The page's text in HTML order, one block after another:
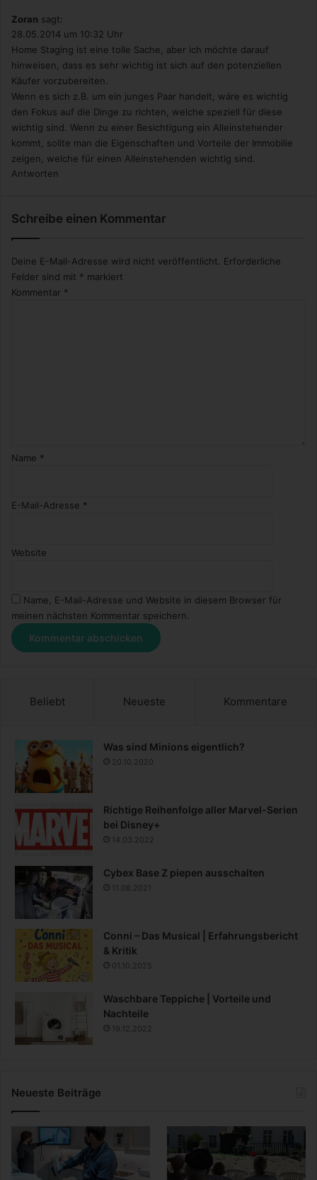
Zoran sagt:
28.05.2014 um 10:32 Uhr
Home Staging ist eine tolle Sache, aber ich möchte darauf
hinweisen, dass es sehr wichtig ist sich auf den potenziellen
Käufer vorzubereiten.
Wenn es sich z.B. um ein junges Paar handelt, wäre es wichtig
den Fokus auf die Dinge zu richten, welche speziell für diese
wichtig sind. Wenn zu einer Besichtigung ein Alleinstehender
kommt, sollte man die Eigenschaften und Vorteile der Immobilie
zeigen, welche für einen Alleinstehenden wichtig sind.
Antworten
Schreibe einen Kommentar
Deine E-Mail-Adresse wird nicht veröffentlicht.
Erforderliche
Felder sind mit * markiert
Kommentar *
Name *
E-Mail-Adresse *
Website
Name, E-Mail-Adresse und Website in diesem Browser für
meinen nächsten Kommentar speichern.
Beliebt Neueste Kommentare
Was sind Minions eigentlich?
20.10.2020
Richtige Reihenfolge aller Marvel-Serien
bei Disney+
14.03.2022
Cybex Base Z piepen ausschalten
11.08.2021
Conni – Das Musical | Erfahrungsbericht
& Kritik
01.10.2025
Waschbare Teppiche | Vorteile und
Nachteile
19.12.2022
Neueste Beiträge